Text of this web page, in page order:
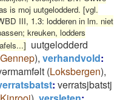
is moj uutgelodderd. [vgl.
III, 1.3: lodderen in lm. niet
kreuken, lodders
uutgelodderd
Gennep), verhandvold:
(Loksbergen),
: verratsjbatstj